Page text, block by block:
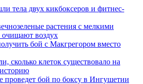
тела двух кикбоксеров и фитнес-
растения с мелкими
воздух
бой с Макгрегором вместо
сколько клеток существовало на
проведет бой по боксу в Ингушетии